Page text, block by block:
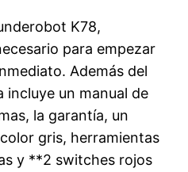
K78,
para empezar
Además del
incluye un manual de
la garantía, un
gris, herramientas
y **2 switches rojos